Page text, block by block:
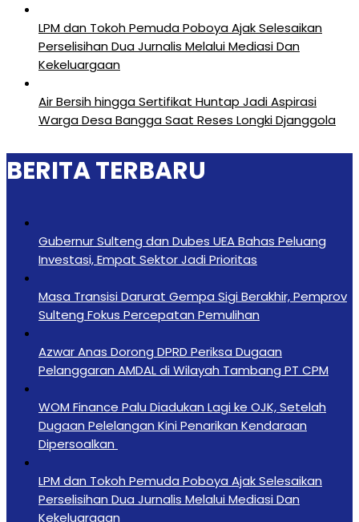
LPM dan Tokoh Pemuda Poboya Ajak Selesaikan
Perselisihan Dua Jurnalis Melalui Mediasi Dan
Kekeluargaan
Air Bersih hingga Sertifikat Huntap Jadi Aspirasi
Warga Desa Bangga Saat Reses Longki Djanggola
BERITA TERBARU
Gubernur Sulteng dan Dubes UEA Bahas Peluang
Investasi, Empat Sektor Jadi Prioritas
Masa Transisi Darurat Gempa Sigi Berakhir, Pemprov
Sulteng Fokus Percepatan Pemulihan
Azwar Anas Dorong DPRD Periksa Dugaan
Pelanggaran AMDAL di Wilayah Tambang PT CPM
‎WOM Finance Palu Diadukan Lagi ke OJK, Setelah
Dugaan Pelelangan Kini Penarikan Kendaraan
Dipersoalkan ‎
LPM dan Tokoh Pemuda Poboya Ajak Selesaikan
Perselisihan Dua Jurnalis Melalui Mediasi Dan
Kekeluargaan